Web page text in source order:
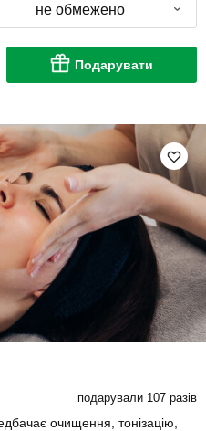
не обмежено
Подарувати
подарували 107 разів
очищення, тонізацію,